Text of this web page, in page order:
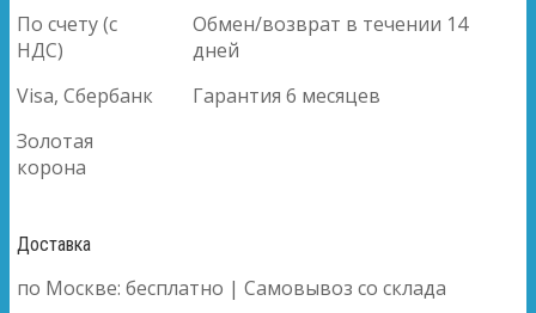
По счету (с
НДС)
Visa, Сбербанк
Золотая
корона
Обмен/возврат в течении 14
дней
Гарантия 6 месяцев
Доставка
по Москве: бесплатно | Самовывоз со склада